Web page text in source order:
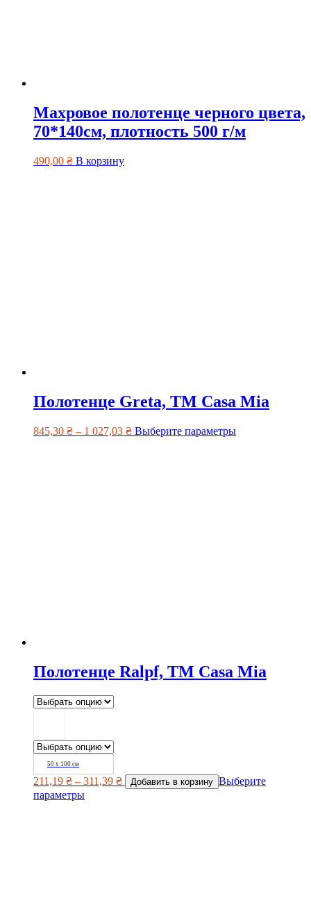
Махровое полотенце черного цвета,
70*140см, плотность 500 г/м
490,00 ₴ В корзину
Полотенце Greta, TM Casa Mia
845,30 ₴ – 1 027,03 ₴ Выберите параметры
Полотенце Ralpf, TM Casa Mia
50 х 100 см
211,19 ₴ – 311,39 ₴ Добавить в корзину Выберите
параметры